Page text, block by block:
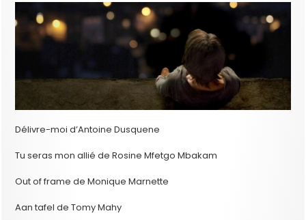
Délivre-moi d’Antoine Dusquene
Tu seras mon allié de Rosine Mfetgo Mbakam
Out of frame de Monique Marnette
Aan tafel de Tomy Mahy